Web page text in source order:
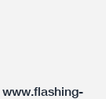
www.flashing-